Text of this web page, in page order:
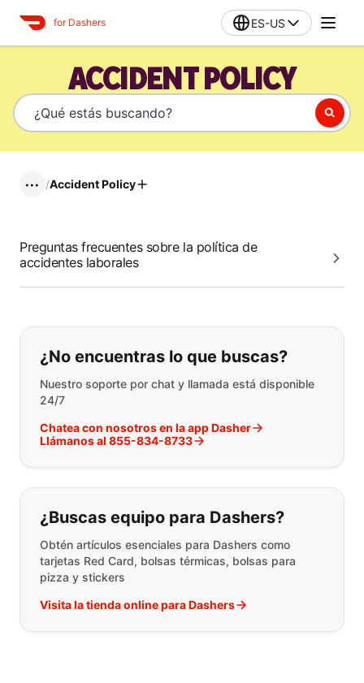
for Dashers ES-US
ACCIDENT POLICY
••• /Accident Policy
Preguntas frecuentes sobre la política de
accidentes laborales
Si no puede encontrar lo que está
¿No encuentras lo que buscas?
Nuestro soporte por chat y llamada está disponible
24/7
Chatea con nosotros en la app Dasher
Llámanos al 855-834-8733
¿Buscas equipo para Dashers?
Obtén artículos esenciales para Dashers como
tarjetas Red Card, bolsas térmicas, bolsas para
pizza y stickers
Visita la tienda online para Dashers